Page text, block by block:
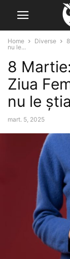
Home Diverse
nu le...
8
Ziua
nu le
mart. 5, 2025